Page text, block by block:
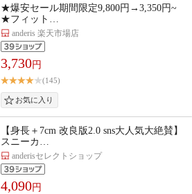
★爆安セール期間限定9,800円→3,350円~
★フィット…
anderis 楽天市場店
3,730円
(145)
【身長＋7cm 改良版2.0 sns大人気大絶賛】
スニーカ…
anderisセレクトショップ
4,090円